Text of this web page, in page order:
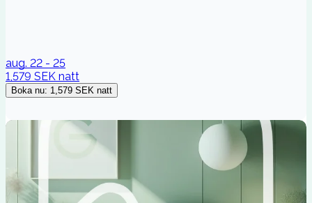
aug. 22 - 25
1,579 SEK natt
Boka nu: 1,579 SEK natt